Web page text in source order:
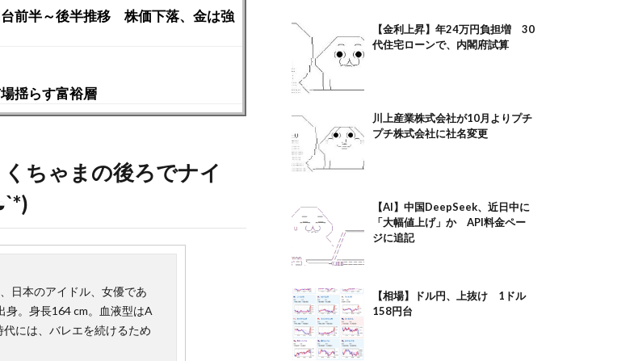
前半～後半推移 株価下落、金は強
揺らす富裕層
くちゃまの後ろでナイ
日本のアイドル、女優であ
身。身長164 cm。血液型はA
には、バレエを続けるため
【金利上昇】年24万円負担増 30
代住宅ローンで、内閣府試算
川上産業株式会社が10月よりプチ
プチ株式会社に社名変更
【AI】中国DeepSeek、近日中に
「大幅値上げ」か API料金ペー
ジに追記
【相場】ドル円、上抜け 1ドル
158円台